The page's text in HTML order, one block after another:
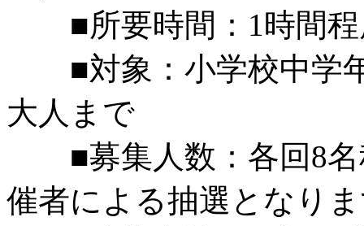
■所要時間：1時間程
■対象：小学校中学年
大人まで
■募集人数：各回8名
催者による抽選となり